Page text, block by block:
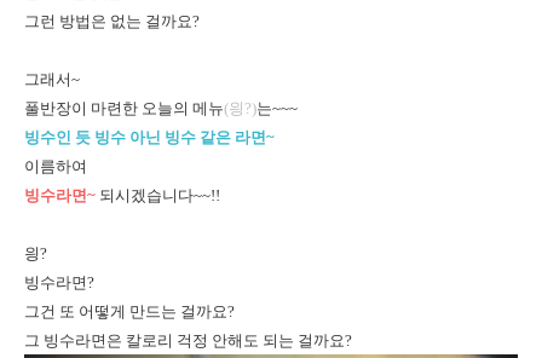
그런 방법은 없는 걸까요?
그래서~
풀반장이 마련한 오늘의 메뉴(읭?)는~~~
빙수인 듯 빙수 아닌 빙수 같은 라면~
이름하여
빙수라면~ 되시겠습니다~~!!
읭?
빙수라면?
그건 또 어떻게 만드는 걸까요?
그 빙수라면은 칼로리 걱정 안해도 되는 걸까요?